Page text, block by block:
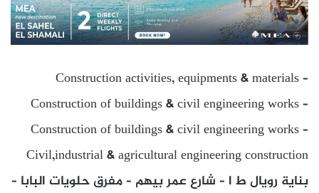
Construction activities, equipments & materials –
Construction of buildings & civil engineering works –
Construction of buildings & civil engineering works –
Civil,industrial & agricultural engineering construction
بناية رويال ط ا – شارع عمر بيهم – مفرق حلويات البابا –